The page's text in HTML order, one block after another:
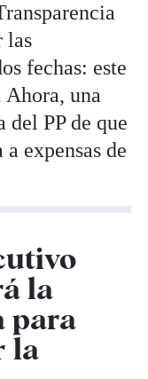
las
fechas: este
una
PP de que
expensas de
la
para
la